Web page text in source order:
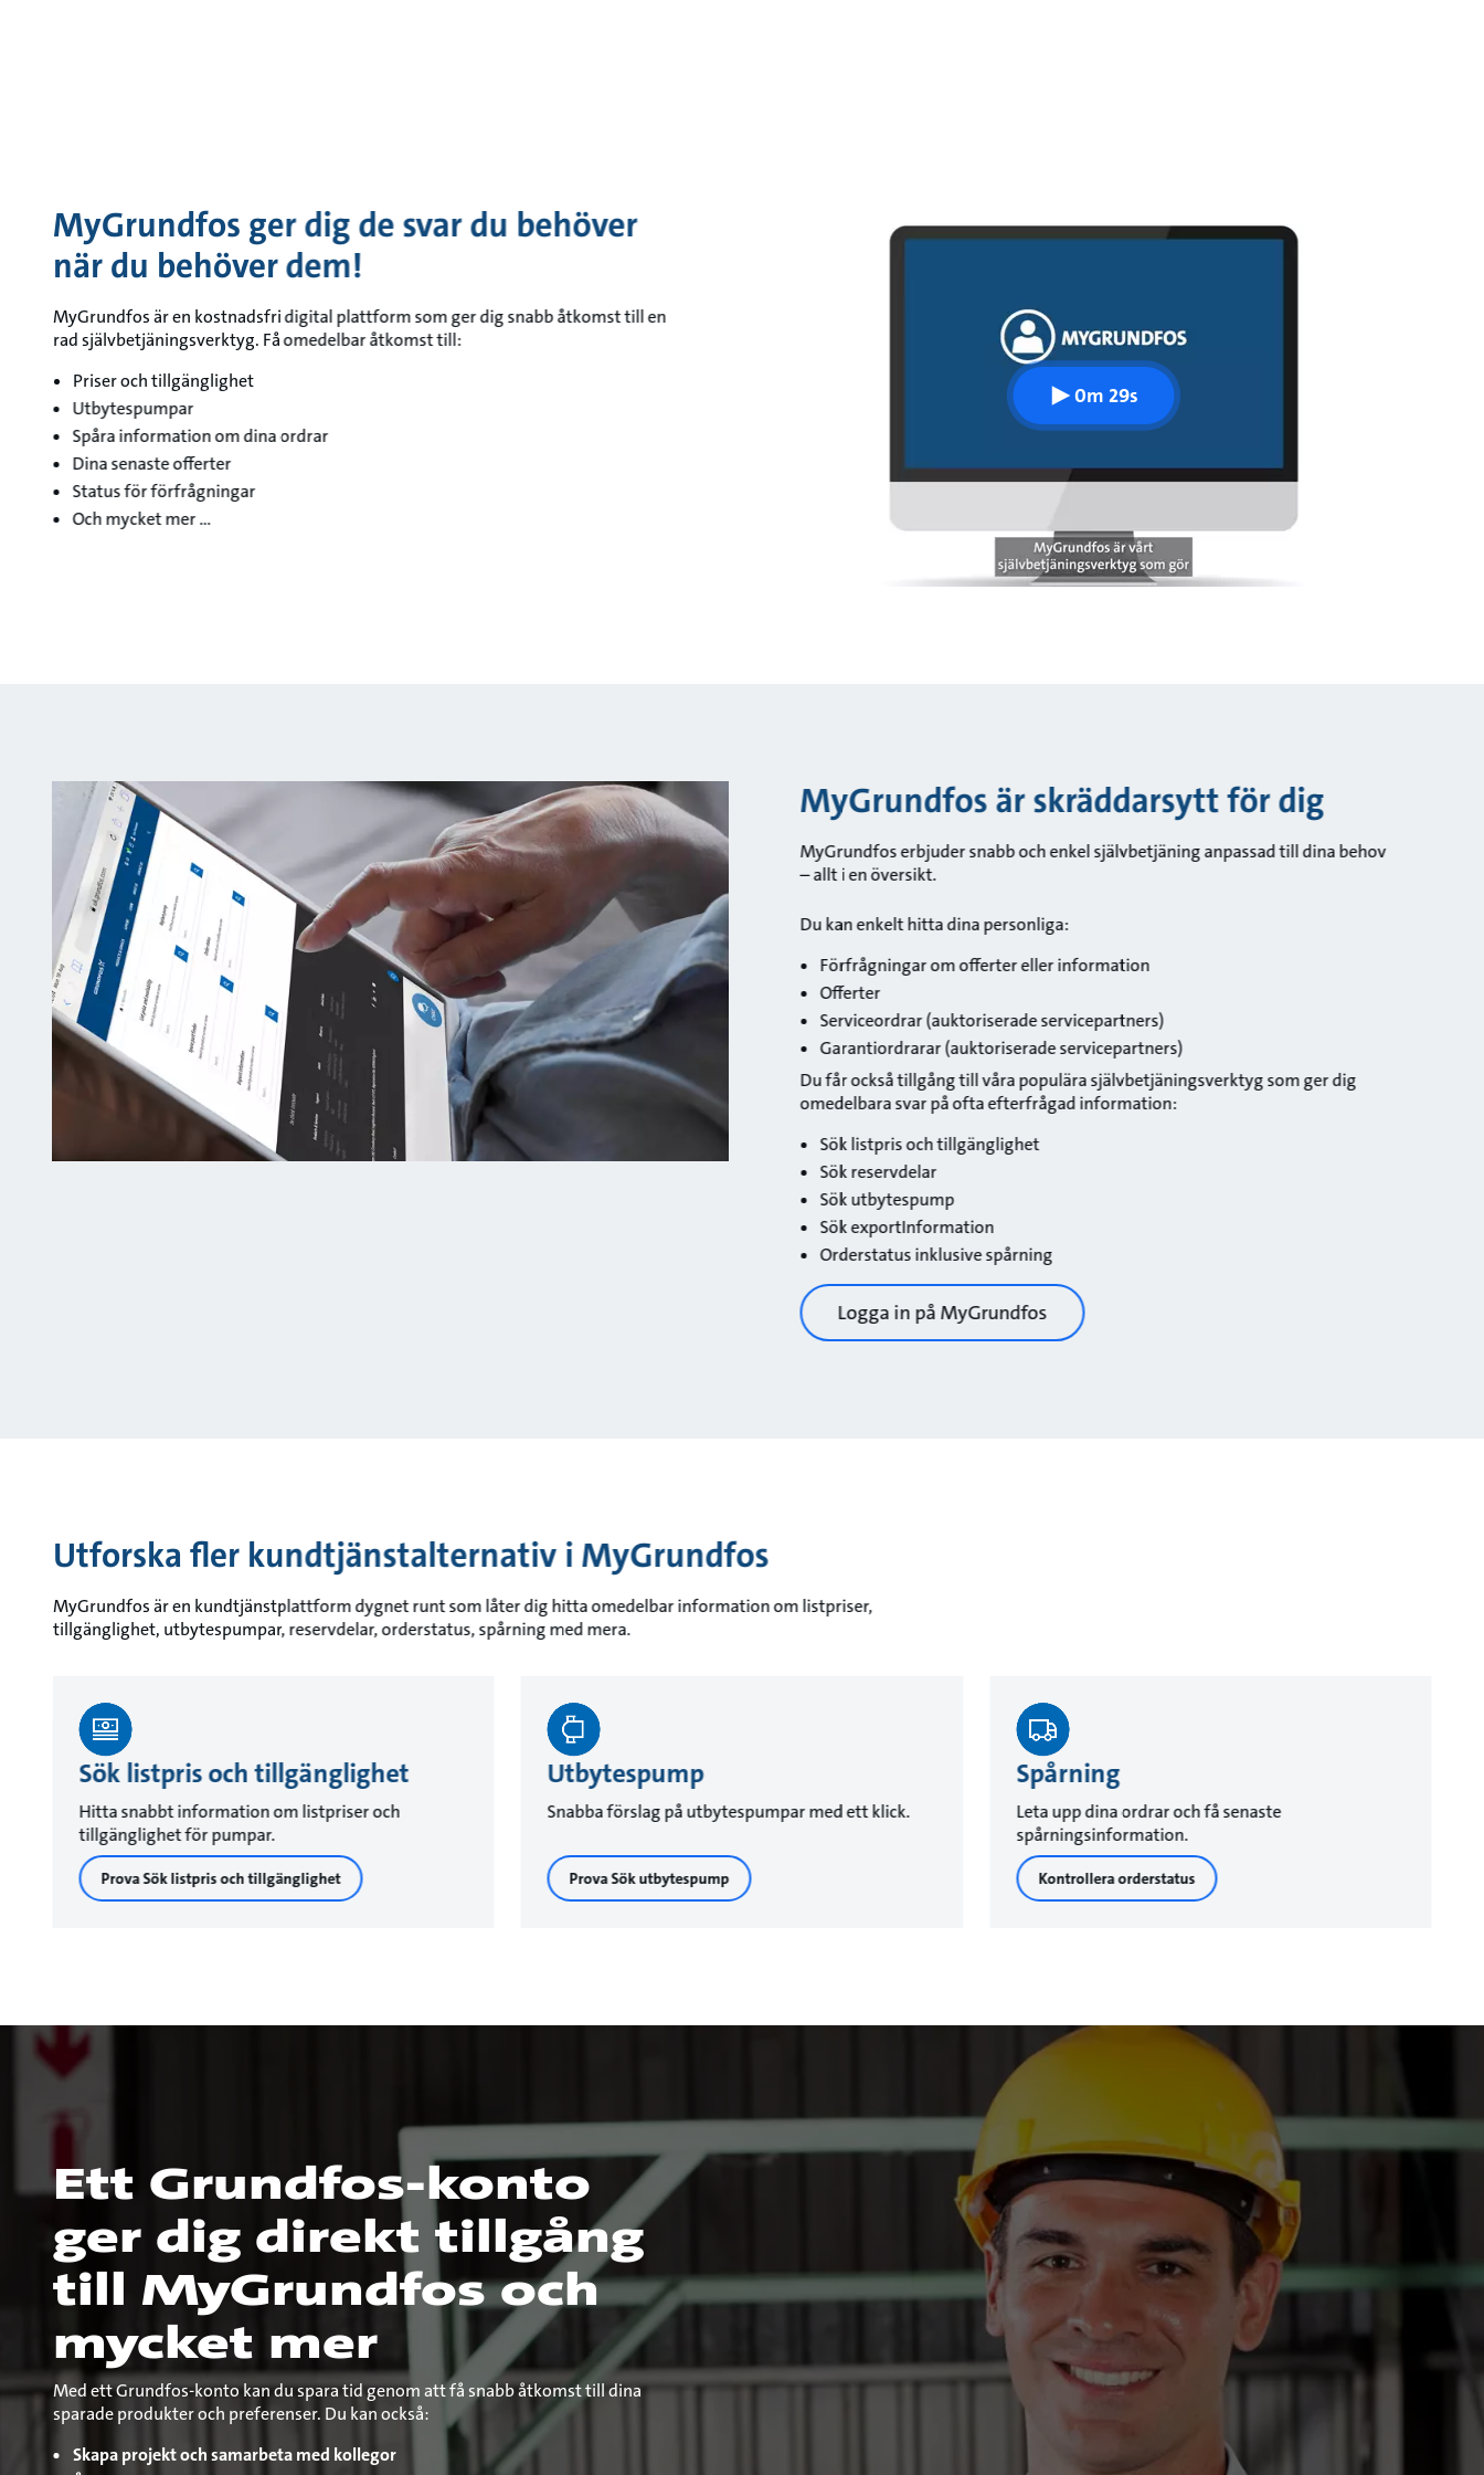
MyGrundfos ger dig de svar du behöver
när du behöver dem!
MyGrundfos är en kostnadsfri digital plattform som ger dig snabb åtkomst till en
rad självbetjäningsverktyg. Få omedelbar åtkomst till:
Priser och tillgänglighet
Utbytespumpar
Spåra information om dina ordrar
Dina senaste offerter
Status för förfrågningar
Och mycket mer ...
0m 29s
MyGrundfos är skräddarsytt för dig
MyGrundfos erbjuder snabb och enkel självbetjäning anpassad till dina behov
– allt i en översikt.
Du kan enkelt hitta dina personliga:
Förfrågningar om offerter eller information
Offerter
Serviceordrar (auktoriserade servicepartners)
Garantiordrarar (auktoriserade servicepartners)
Du får också tillgång till våra populära självbetjäningsverktyg som ger dig
omedelbara svar på ofta efterfrågad information:
Sök listpris och tillgänglighet
Sök reservdelar
Sök utbytespump
Sök exportInformation
Orderstatus inklusive spårning
Logga in på MyGrundfos
Utforska fler kundtjänstalternativ i MyGrundfos
MyGrundfos är en kundtjänstplattform dygnet runt som låter dig hitta omedelbar information om listpriser,
tillgänglighet, utbytespumpar, reservdelar, orderstatus, spårning med mera.
Sök listpris och tillgänglighet
Hitta snabbt information om listpriser och
tillgänglighet för pumpar.
Prova Sök listpris och tillgänglighet
Utbytespump
Snabba förslag på utbytespumpar med ett klick.
Prova Sök utbytespump
Spårning
Leta upp dina ordrar och få senaste
spårningsinformation.
Kontrollera orderstatus
Ett Grundfos-konto
ger dig direkt tillgång
till MyGrundfos och
mycket mer
Med ett Grundfos-konto kan du spara tid genom att få snabb åtkomst till dina
sparade produkter och preferenser. Du kan också:
Skapa projekt och samarbeta med kollegor